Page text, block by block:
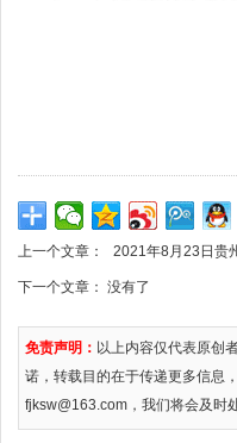
上一个文章： 2021年8月23日贵
下一个文章： 没有了
免责声明： 以上内容仅代表原创
诺，转载目的在于传递更多信息
fjksw@163.com，我们将会及时